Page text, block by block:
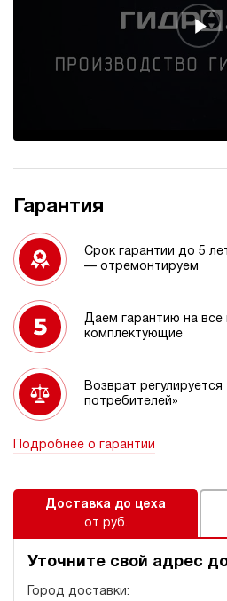
Гарантия
Срок гарантии до 5
— отремонтируем
Даем гарантию на все
комплектующие
Возврат
потребителей»
Подробнее о гарантии
Доставка до цеха
от руб.
Уточните свой адрес
Город доставки: